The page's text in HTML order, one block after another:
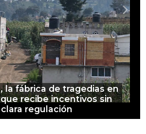
la fábrica de tragedias en
recibe incentivos sin
clara regulación